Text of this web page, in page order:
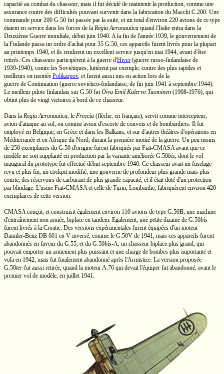
capacité au combat du chasseur, mais il fut décidé de maintenir la production, comme une
assurance contre des difficultés pouvant survenir dans la fabrication du Macchi C.200. Une
commande pour 200 G.50 fut passée par la suite, et un total d'environ 220 avions de ce type
étaient en service dans les forces de la Regia Aeronautica quand l'Italie entra dans la
Deuxième Guerre mondiale, début juin 1940. A la fin de l'année 1939, le gouvernement de
la Finlande passa un ordre d'achat pour 35 G.50, ces appareils furent livrés pour la plupart
au printemps 1940, et ils rendirent un excellent service jusqu'en mai 1944, avant d'être
retirés. Ces chasseurs participèrent à la guerre d'Hiver (guerre russo-finlandaise de
1939-1940), contre les Soviétiques, luttèrent par exemple, contre des plus rapides et
meilleurs en montée Polikarpov, et furent aussi mis en action lors de la
guerre de Continuation (guerre soviético-finlandaise, de fin juin 1941 à septembre 1944).
Le meilleur pilote finlandais sur G.50 futOiva Emil Kalervo Tuominen (1908-1976), qui
obtint plus de vingt victoires à bord de ce chasseur.
Dans la Regia Aeronautica, le Freccia (flèche, en français), servit comme intercepteur,
avion d'attaque au sol, ou comme avion d'escorte de convois et de bombardiers. Il fut
employé en Belgique, en Grèce et dans les Balkans, et sur d'autres théâtres d'opérations en
Méditerranée et enAfrique du Nord, durant la première moitié de la guerre. Un peu moins
de 250 exemplaires du G.50 d'origine furent fabriqués par Fiat-CMASAavant que ce
modèle ne soit supplanté en production par la variante améliorée G.50bis, dont le vol
inaugural du prototype fut effectué début septembre 1940. Ce chasseur avait un fuselage
revu et plus fin, un cockpit modifié, une gouverne de profondeur plus grande mais plus
courte, des réservoirs de carburant de plus grande capacité, et il était doté d'un protection
par blindage. L'usine Fiat-CMASAet celle de Turin, Lombardie, fabriquèrent environ 420
exemplaires de cette version.
CMASAconçut, et construisit également environ 110 avions de type G.50B, une machine
d'entraînement non armée, biplace en tandem. Egalement, une petite dizaine de G.50bis
furent livrés à la Croatie. Des versions expérimentales furent équipées d'un moteur
Daimler-Benz DB 601 en V inversé, comme le G.50V de 1941, mais ces appareils furent
abandonnés en faveur du G.55, et du G.50bis-A, un chasseur biplace plus grand, qui
pouvait emporter un armement plus puissant et une charge de bombes plus importante et
vola en 1942, mais fut finalement abandonné après l'Armistice. La version proposée
G.50ter fut aussi retirée, quand la moteurA.76 qui devait l'équiper fut abandonné, avant le
premier vol de modèle, en juillet 1941.